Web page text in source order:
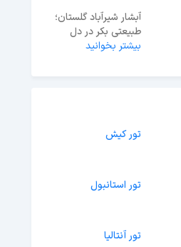
آبشار شیرآباد گلستان؛
طبیعتی بکر در دل
جنگل+ آدرس و عکس
بیشتر بخوانید
تور کیش
تور استانبول
تور آنتالیا